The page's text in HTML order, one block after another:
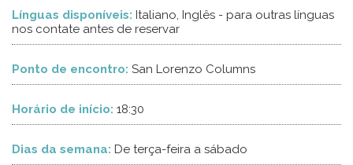
Línguas disponíveis: Italiano, Inglês - para outras línguas
nos contate antes de reservar
Ponto de encontro: San Lorenzo Columns
Horário de início: 18:30
Dias da semana: De terça-feira a sábado